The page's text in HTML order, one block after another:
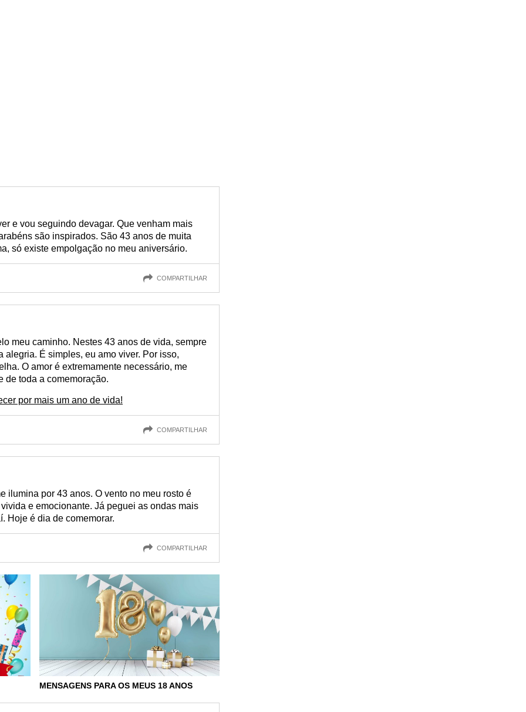
e vou seguindo devagar. Que venham mais
são inspirados. São 43 anos de muita
só existe empolgação no meu aniversário.
COMPARTILHAR
meu caminho. Nestes 43 anos de vida, sempre
alegria. É simples, eu amo viver. Por isso,
O amor é extremamente necessário, me
de toda a comemoração.
por mais um ano de vida!
COMPARTILHAR
ilumina por 43 anos. O vento no meu rosto é
e emocionante. Já peguei as ondas mais
Hoje é dia de comemorar.
COMPARTILHAR
MENSAGENS PARA OS MEUS 18 ANOS